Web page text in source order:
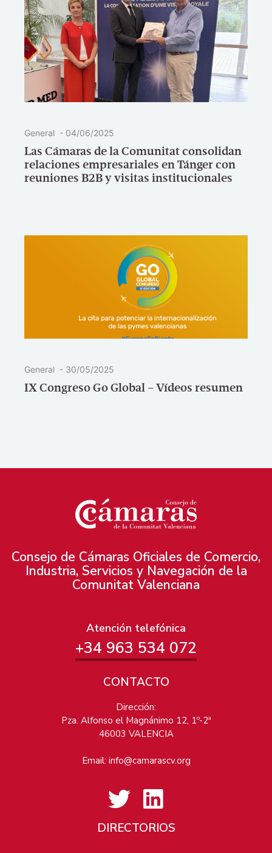
General - 04/06/2025
Las Cámaras de la Comunitat consolidan
relaciones empresariales en Tánger con
reuniones B2B y visitas institucionales
General - 30/05/2025
IX Congreso Go Global – Vídeos resumen
Consejo de Cámaras Oficiales de Comercio,
Industria, Servicios y Navegación de la
Comunitat Valenciana
Atención telefónica
+34 963 534 072
CONTACTO
Dirección:
Pza. Alfonso el Magnánimo 12, 1º-2ª
46003 VALENCIA
Email: info@camarascv.org
DIRECTORIOS